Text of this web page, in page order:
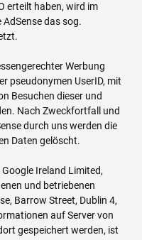
erteilt haben, wird im
das sog.
Werbung
pseudonymen UserID, mit
Besuchen dieser und
Nach Zweckfortfall und
durch uns werden die
Daten gelöscht.
Ireland Limited,
und betriebenen
Barrow Street, Dublin 4,
auf Server von
gespeichert werden, ist